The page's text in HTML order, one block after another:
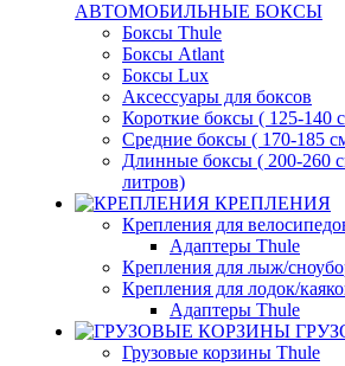
АВТОМОБИЛЬНЫЕ БОКСЫ
Боксы Thule
Боксы Atlant
Боксы Lux
Аксессуары для боксов
Короткие боксы ( 125-140
Средние боксы ( 170-185
Длинные боксы ( 200-260
литров)
КРЕПЛЕНИЯ
Крепления для
Адаптеры Thule
Крепления для лыж/
Крепления для лодок/
Адаптеры Thule
Грузовые корзины Thule